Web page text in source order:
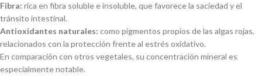
Fibra: rica en fibra soluble e insoluble, que favorece la saciedad y el
tránsito intestinal.
Antioxidantes naturales: como pigmentos propios de las algas rojas,
relacionados con la protección frente al estrés oxidativo.
En comparación con otros vegetales, su concentración mineral es
especialmente notable.